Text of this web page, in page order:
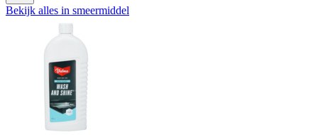
Bekijk alles in smeermiddel